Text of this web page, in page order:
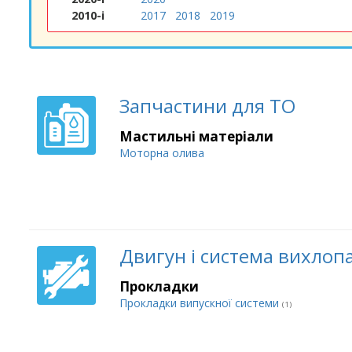
2010-і
2017 2018 2019
Запчастини для ТО
Мастильні матеріали
Моторна олива
Двигун і система
Прокладки
Прокладки випускної системи (1)